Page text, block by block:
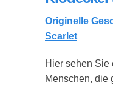
Originelle
Scarlet
Hier sehen Sie
Menschen, die